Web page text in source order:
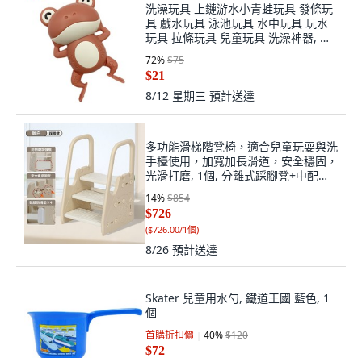
洗澡玩具 上鏈游水小青蛙玩具 發條玩
具 戲水玩具 泳池玩具 水中玩具 玩水
玩具 拉條玩具 兒童玩具 洗澡神器, 粉
色小青蛙, 1個
72%$75
$21
8/12 星期三 預計送達
多功能滑梯階凳椅，適合兒童玩耍與洗
手檯使用，加寬加長滑道，安全穩固，
光滑打磨, 1個, 分離式踩腳凳+中配咖
白色, 咖白色
14%$854
$726
($726.00/1個)
8/26 預計送達
Skater 兒童用水勺, 鐵道王國 藍色, 1
個
首購折扣價 40%$120
$72